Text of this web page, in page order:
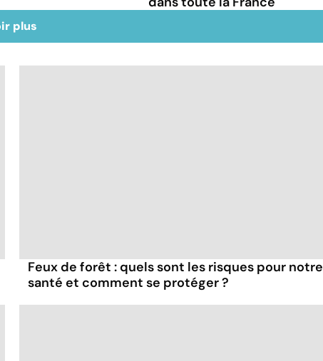
plus
Feux de forêt : quels sont les risques pour notre
santé et comment se protéger ?